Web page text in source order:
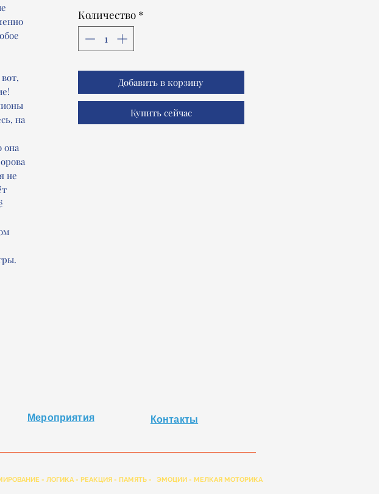
на
она
не
Количество *
Добавить в корзину
Купить сейчас
Мероприятия Контакты
- ЛОГИКА - РЕАКЦИЯ - ПАМЯТЬ - ЭМОЦИИ - МЕЛКАЯ МОТОРИКА